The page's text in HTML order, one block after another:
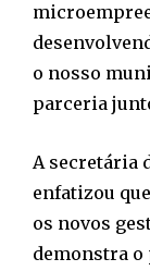
o nosso
parceria
A secretária
enfatizou
os novos
demonstra o